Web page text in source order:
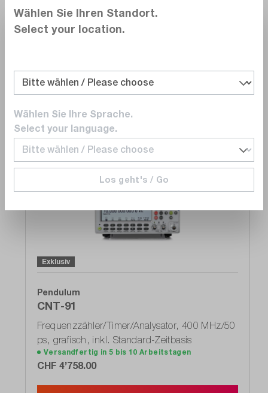
CHF 10’413.00
Mehr zeigen
Optionen
Exklusiv
Pendulum
CNT-91
Frequenzzähler/Timer/Analysator, 400 MHz/50
ps, grafisch, inkl. Standard-Zeitbasis
Versandfertig in 5 bis 10 Arbeitstagen
CHF 4’758.00
Wählen Sie Ihren Standort.
Select your location.
Wählen Sie Ihre Sprache.
Select your language.
Los geht's / Go